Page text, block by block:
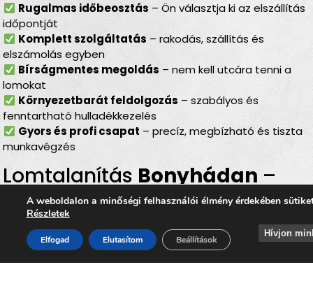
Rugalmas időbeosztás – Ön választja ki az elszállítás
időpontját
Komplett szolgáltatás – rakodás, szállítás és
elszámolás egyben
Bírságmentes megoldás – nem kell utcára tenni a
lomokat
Környezetbarát feldolgozás – szabályos és
fenntartható hulladékkezelés
Gyors és profi csapat – precíz, megbízható és tiszta
munkavégzés
Lomtalanítás Bonyhádan –
ideális választás minden
helyzetben
Legyen szóköltözésről,nagytakarításról
garázsrendezésről,pince- vagy padlásürítésről,
A weboldalon a minőségi felhasználói élmény érdekében
Részletek
Elfogad Elutasítom Beállítások
Hívjon